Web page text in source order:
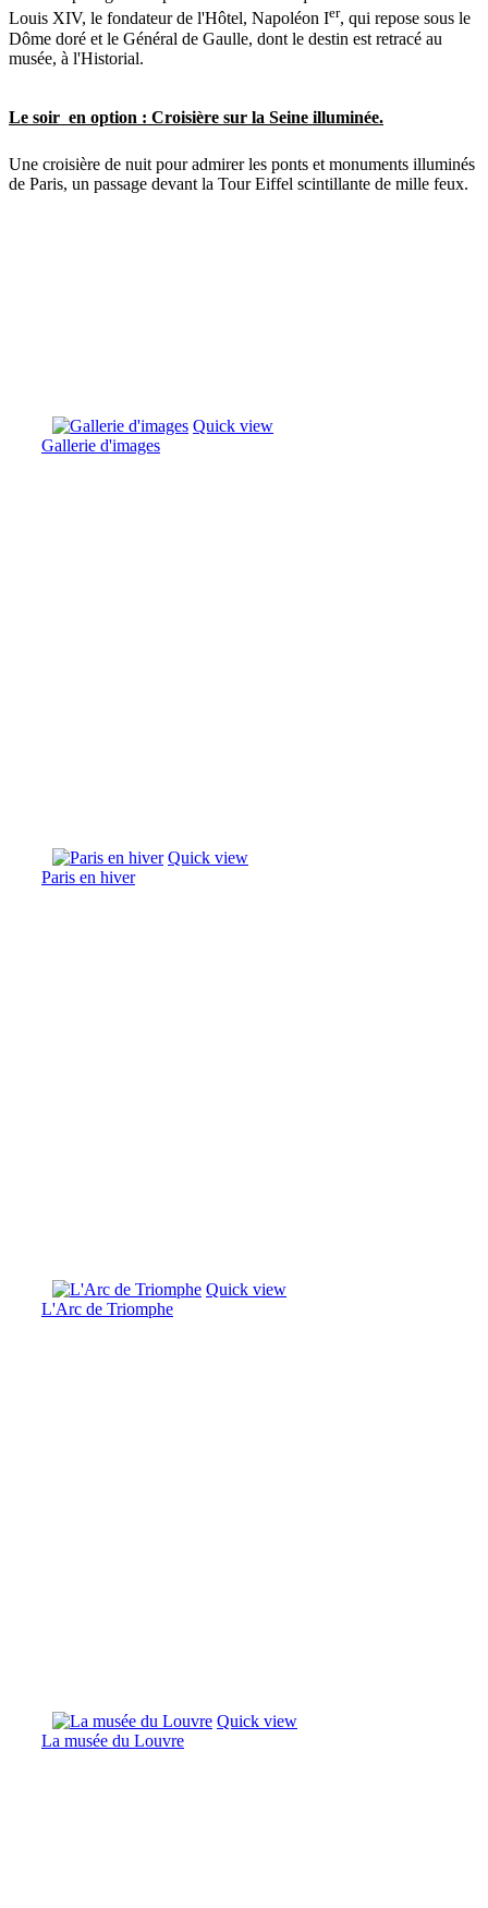
Louis XIV, le fondateur de l'Hôtel, Napoléon Ier, qui repose sous le
Dôme doré et le Général de Gaulle, dont le destin est retracé au
musée, à l'Historial.
Le soir en option : Croisière sur la Seine illuminée.
Une croisière de nuit pour admirer les ponts et monuments illuminés
de Paris, un passage devant la Tour Eiffel scintillante de mille feux.
Quick view
Gallerie d'images
Quick view
Paris en hiver
Quick view
L'Arc de Triomphe
Quick view
La musée du Louvre